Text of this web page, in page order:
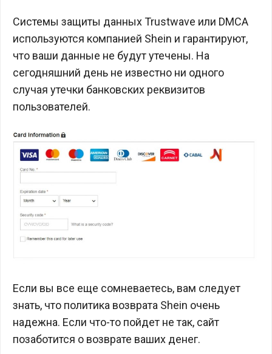
Системы защиты данных Trustwave или DMCA
используются компанией Shein и гарантируют,
что ваши данные не будут утечены. На
сегодняшний день не известно ни одного
случая утечки банковских реквизитов
пользователей.
Если вы все еще сомневаетесь, вам следует
знать, что политика возврата Shein очень
надежна. Если что-то пойдет не так, сайт
позаботится о возврате ваших денег.